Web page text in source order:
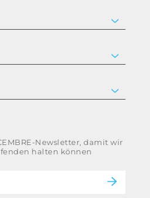
der
Newsletter, damit wir
halten können